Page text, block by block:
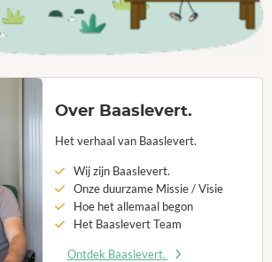
Over Baaslevert.
Het verhaal van Baaslevert.
Wij zijn Baaslevert.
Onze duurzame Missie / Visie
Hoe het allemaal begon
Het Baaslevert Team
Ontdek Baaslevert.